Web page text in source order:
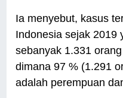
Ia menyebut, kasus
Indonesia sejak 2019
sebanyak 1.331
dimana 97 % (1.291
adalah perempuan